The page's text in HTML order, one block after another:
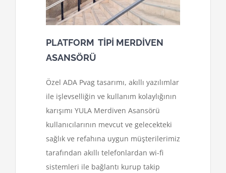
PLATFORM TİPİ MERDİVEN
ASANSÖRÜ
Özel ADA Pvag tasarımı, akıllı yazılımlar
ile işlevselliğin ve kullanım kolaylığının
karışımı YULA Merdiven Asansörü
kullanıcılarının mevcut ve gelecekteki
sağlık ve refahına uygun müşterilerimiz
tarafından akıllı telefonlardan wi-fi
sistemleri ile bağlantı kurup takip